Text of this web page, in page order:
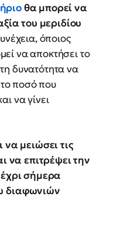
θα μπορεί να
του μεριδίου
όποιος
να αποκτήσει το
δυνατότητα να
ποσό που
να γίνει
μειώσει τις
να επιτρέψει την
σήμερα
διαφωνιών